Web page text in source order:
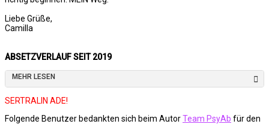
Liebe Grüße,
Camilla
ABSETZVERLAUF SEIT 2019
MEHR LESEN
SERTRALIN ADE!
Folgende Benutzer bedankten sich beim AutorTeam PsyAb für den